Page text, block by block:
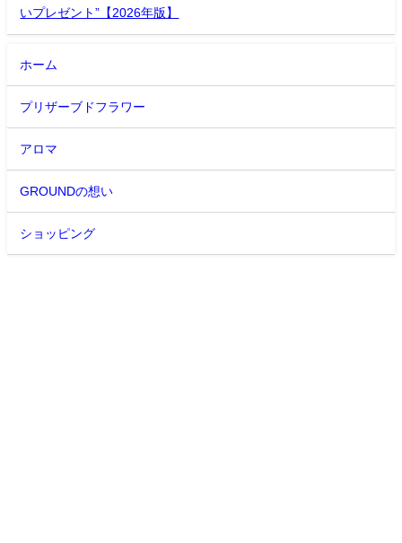
いプレゼント”【2026年版】
ホーム
プリザーブドフラワー
アロマ
GROUNDの想い
ショッピング